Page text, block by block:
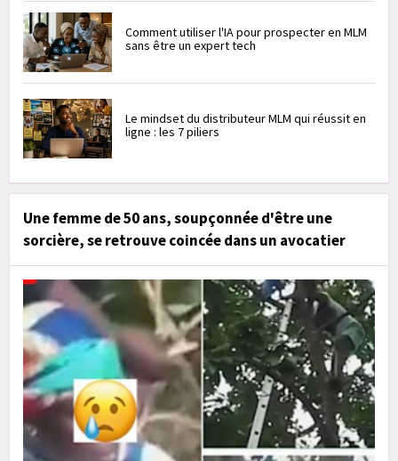
Comment utiliser l'IA pour prospecter en MLM
sans être un expert tech
Le mindset du distributeur MLM qui réussit en
ligne : les 7 piliers
Une femme de 50 ans, soupçonnée d'être une
sorcière, se retrouve coincée dans un avocatier